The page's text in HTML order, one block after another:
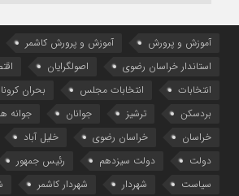
آموزش و پرورش آموزش و پرورش کاشمر
استاندار خراسان رضوی
اصولگرایان
انتخابات
انتخابات مجلس بحران کرونا
بردسکن
ترشیز جوانان
جوانه
خراسان
خراسان رضوی خلیل آباد
دولت
دولت سیزدهم رئیس جمهور
سیاست
شهردار شهردار کاشمر